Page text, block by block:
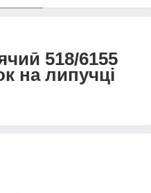
518/6155
на липучці